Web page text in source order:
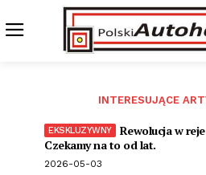
INTERESUJĄCE
Rewolucja w
Czekamy na to od lat.
2026-05-03